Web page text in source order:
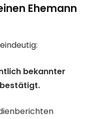
Ehemann
bekannter